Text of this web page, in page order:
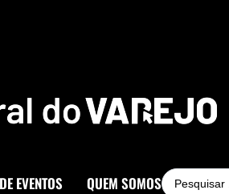
EVENTOS QUEM SOMOS